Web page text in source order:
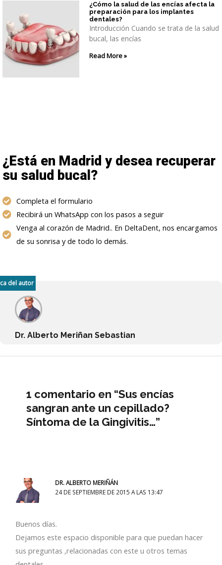
¿Cómo la salud de las encías afecta la
preparación para los implantes
dentales?
Introducción Cuando se trata de la salud
bucal, las encías
Read More »
¿Está en Madrid y desea recuperar
su salud bucal?
Completa el formulario
Recibirá un WhatsApp con los pasos a seguir
Venga al corazón de Madrid.. En DeltaDent, nos encargamos
de su sonrisa y de todo lo demás.
del autor
Dr. Alberto Meriñan Sebastian
1 comentario en “Sus encías
sangran ante un cepillado?
Síntoma de la Gingivitis…”
DR. ALBERTO MERIÑÁN
24 DE SEPTIEMBRE DE 2015 A LAS 13:47
Buenos días.
Dejamos este espacio disponible para que puedan hacer
sus preguntas ,relacionadas con este u otros temas